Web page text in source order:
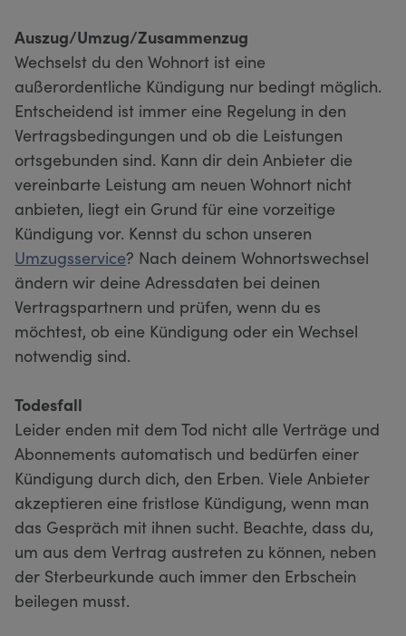
Auszug/Umzug/Zusammenzug
Wechselst du den Wohnort ist eine
außerordentliche Kündigung nur bedingt möglich.
Entscheidend ist immer eine Regelung in den
Vertragsbedingungen und ob die Leistungen
ortsgebunden sind. Kann dir dein Anbieter die
vereinbarte Leistung am neuen Wohnort nicht
anbieten, liegt ein Grund für eine vorzeitige
Kündigung vor. Kennst du schon unseren
Umzugsservice? Nach deinem Wohnortswechsel
ändern wir deine Adressdaten bei deinen
Vertragspartnern und prüfen, wenn du es
möchtest, ob eine Kündigung oder ein Wechsel
notwendig sind.
Todesfall
Leider enden mit dem Tod nicht alle Verträge und
Abonnements automatisch und bedürfen einer
Kündigung durch dich, den Erben. Viele Anbieter
akzeptieren eine fristlose Kündigung, wenn man
das Gespräch mit ihnen sucht. Beachte, dass du,
um aus dem Vertrag austreten zu können, neben
der Sterbeurkunde auch immer den Erbschein
beilegen musst.